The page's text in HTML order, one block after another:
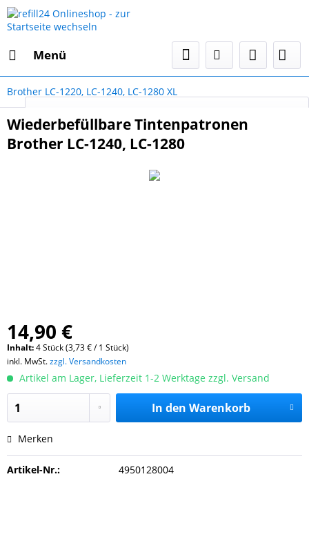
Menü
Brother LC-1220, LC-1240, LC-1280 XL
Wiederbefüllbare Tintenpatronen
Brother LC-1240, LC-1280
14,90 €
Inhalt:4 Stück (3,73 € / 1 Stück)
inkl. MwSt.zzgl. Versandkosten
Artikel am Lager, Lieferzeit 1-2 Werktage zzgl. Versand
In den Warenkorb
Merken
Artikel-Nr.: 4950128004